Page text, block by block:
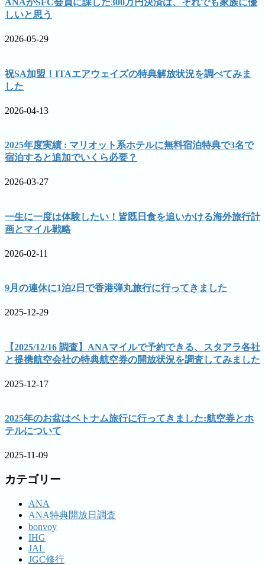
ANAがSFC会員に課した300万円決済は、それでも家族に優
しいと思う
2026-05-29
祝SA加盟！ITAエアウェイズの特典解放状況を調べてみま
した
2026-04-13
2025年度実績 : マリオット系ホテルに無料宿泊特典で3名で
宿泊すると追加でいくら必要？
2026-03-27
一生に一度は体験したい！皆既日食を追いかける海外旅行計
画とマイル戦略
2026-02-11
9月の連休に1泊2日で香港弾丸旅行に行ってきました
2025-12-29
【2025/12/16 調査】ANAマイルで予約できる、スタアラ各社
と提携航空会社の特典航空券の開放状況を調査してみました
2025-12-17
2025年のお盆はベトナム旅行に行ってきました:航空券とホ
テルについて
2025-11-09
カテゴリー
ANA
ANA特典開放日調査
bonvoy
IHG
JAL
JGC修行